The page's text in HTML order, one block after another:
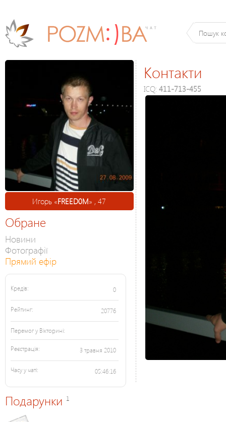
Игорь «FREED0M» , 47
Обране
Новини
Фотографії
Прямий ефір
Кредів: 0
Рейтинг: 20776
Перемог у Вікторині:
Реєстрація: 3 травня 2010
Часу у чаті: 05:46:16
Подарунки 1
Контакти
ICQ: 411-713-455